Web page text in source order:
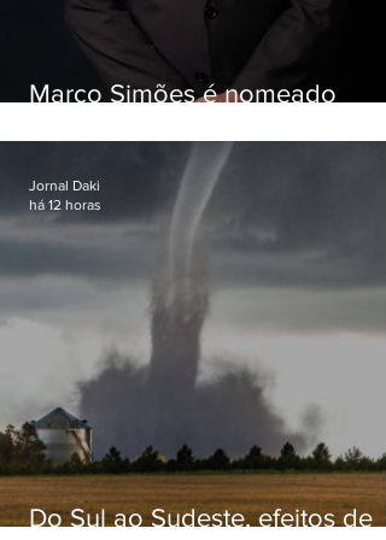
Marco Simões é nomeado
Do Sul ao Sudeste, efeitos de
Jornal Daki
há 12 horas